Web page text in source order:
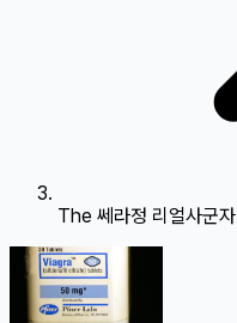
The 쎄라정 리얼사군자